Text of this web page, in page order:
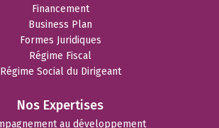
Financement
Business Plan
Formes Juridiques
Régime Fiscal
Régime Social du Dirigeant
Nos Expertises
au développement